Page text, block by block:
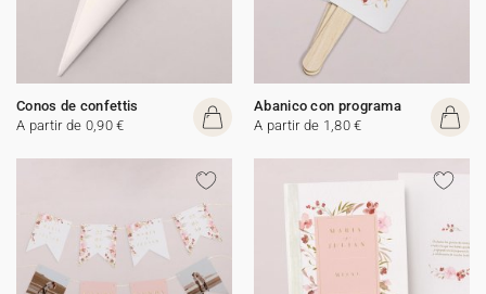
Conos de confettis
A partir de 0,90 €
Abanico con programa
A partir de 1,80 €